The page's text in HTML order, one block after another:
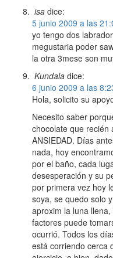
isa dice:
5 junio 2009 a las
yo tengo dos
megustaria poder
la otra 3mese son
Kundala dice:
6 junio 2009 a las
Hola, solicito su
Necesito saber
chocolate que recién
ANSIEDAD. Días
nada, hoy
por el baño, cada
desesperación y su
por primera vez hoy
soya, se quedo solo
aproxim la luna
factores puede
ocurrió. Todos los
está corriendo cerca